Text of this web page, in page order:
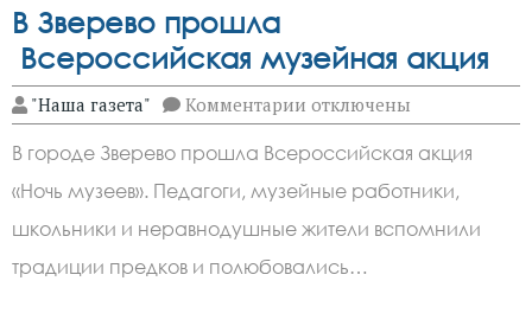
В Зверево прошла
Всероссийская музейная акция
"Наша газета" Комментарии к
записи
Зверево
прошла
Всероссийская
музейная
акция
отключены
В городе Зверево прошла Всероссийская акция
«Ночь музеев». Педагоги, музейные работники,
школьники и неравнодушные жители вспомнили
традиции предков и полюбовались…